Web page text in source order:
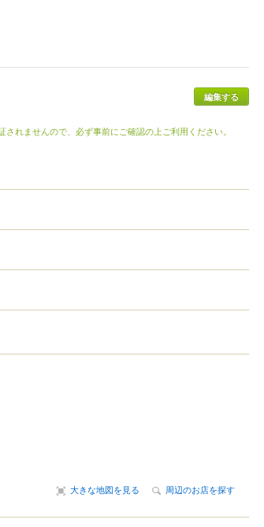
れませんので、必ず事前にご確認の上ご利用ください。
大きな地図を見る 周辺のお店を探す